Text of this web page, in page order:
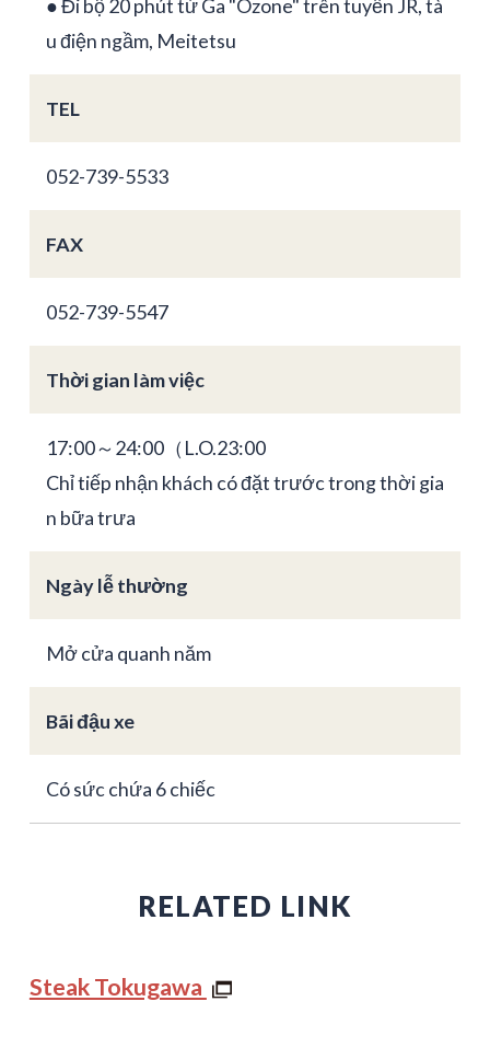
● Đi bộ 20 phút từ Ga "Ozone" trên tuyến JR, tà
u điện ngầm, Meitetsu
TEL
052-739-5533
FAX
052-739-5547
Thời gian làm việc
17:00～24:00（L.O.23:00
Chỉ tiếp nhận khách có đặt trước trong thời gia
n bữa trưa
Ngày lễ thường
Mở cửa quanh năm
Bãi đậu xe
Có sức chứa 6 chiếc
RELATED LINK
Steak Tokugawa